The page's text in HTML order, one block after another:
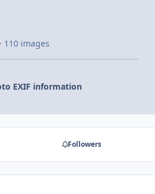
· 110 images
EXIF information
Followers